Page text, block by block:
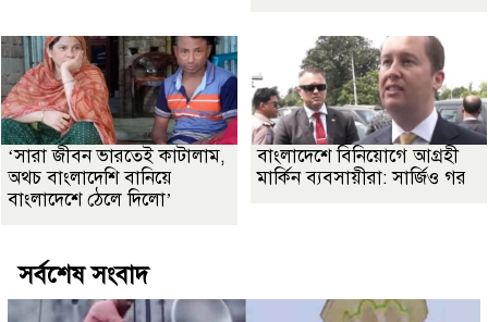
‘সারা জীবন ভারতেই কাটালাম,
অথচ বাংলাদেশি বানিয়ে
বাংলাদেশে ঠেলে দিলো’
বাংলাদেশে বিনিয়োগে আগ্রহী
মার্কিন ব্যবসায়ীরা: সার্জিও গর
সর্বশেষ সংবাদ